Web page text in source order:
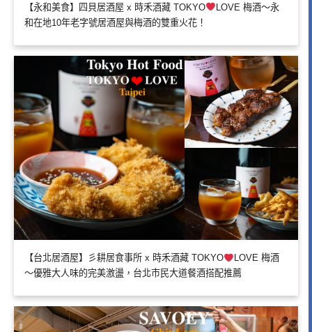
【永和美食】四貝居酒屋 x 時禾酒藏 TOKYO
LOVE 梅酒～永
和在地10年老字號居酒屋與梅酒的雙重火花！
【台北居酒屋】彡耕居食事所 x 時禾酒藏 TOKYO
LOVE 梅酒
～優雅大人味的完美激盪，台北市民大道餐酒搭配推薦